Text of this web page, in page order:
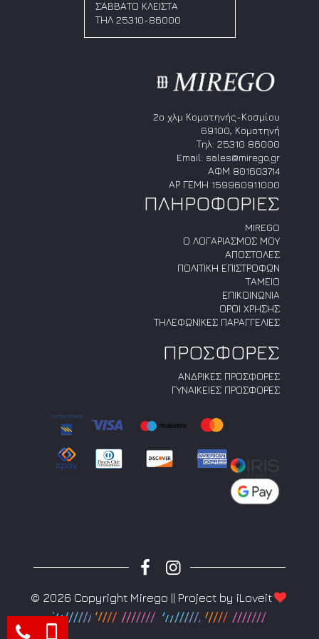
μπορούν
να
προϊόντος
ΣΑΒΒΑΤΟ ΚΛΕΙΣΤΑ
ΤΗΛ 25310-86000
2ο χλμ Κομοτηνής-Κοσμίου
69100, Κομοτηνή
Τηλ: 25310 86000
Email: sales@mirego.gr
ΑΦΜ 801603714
ΑΡ ΓΕΜΗ 159960911000
ΠΛΗΡΟΦΟΡΙΕΣ
MIREGO
Ο ΛΟΓΑΡΙΑΣΜΟΣ ΜΟΥ
ΑΠΟΣΤΟΛΕΣ
ΠΟΛΙΤΙΚΗ ΕΠΙΣΤΡΟΦΩΝ
ΤΑΜΕΙΟ
ΕΠΙΚΟΙΝΩΝΙΑ
ΟΡΟΙ ΧΡΗΣΗΣ
ΤΗΛΕΦΩΝΙΚΕΣ ΠΑΡΑΓΓΕΛΙΕΣ
ΠΡΟΣΦΟΡΕΣ
ΑΝΔΡΙΚΕΣ ΠΡΟΣΦΟΡΕΣ
ΓΥΝΑΙΚΕΙΕΣ ΠΡΟΣΦΟΡΕΣ
© 2026 Copyright Mirego || Project by iLoveit